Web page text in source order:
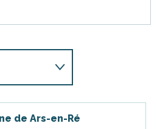
de Ars-en-Ré